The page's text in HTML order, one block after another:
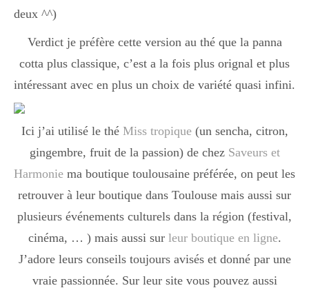
deux ^^)
Verdict je préfère cette version au thé que la panna
cotta plus classique, c’est a la fois plus orignal et plus
intéressant avec en plus un choix de variété quasi infini.
Ici j’ai utilisé le thé Miss tropique(un sencha, citron,
gingembre, fruit de la passion) de chez Saveurs et
Harmonie ma boutique toulousaine préférée, on peut les
retrouver à leur boutique dans Toulouse mais aussi sur
plusieurs événements culturels dans la région (festival,
cinéma, … ) mais aussi sur leur boutique en ligne.
J’adore leurs conseils toujours avisés et donné par une
vraie passionnée. Sur leur site vous pouvez aussi